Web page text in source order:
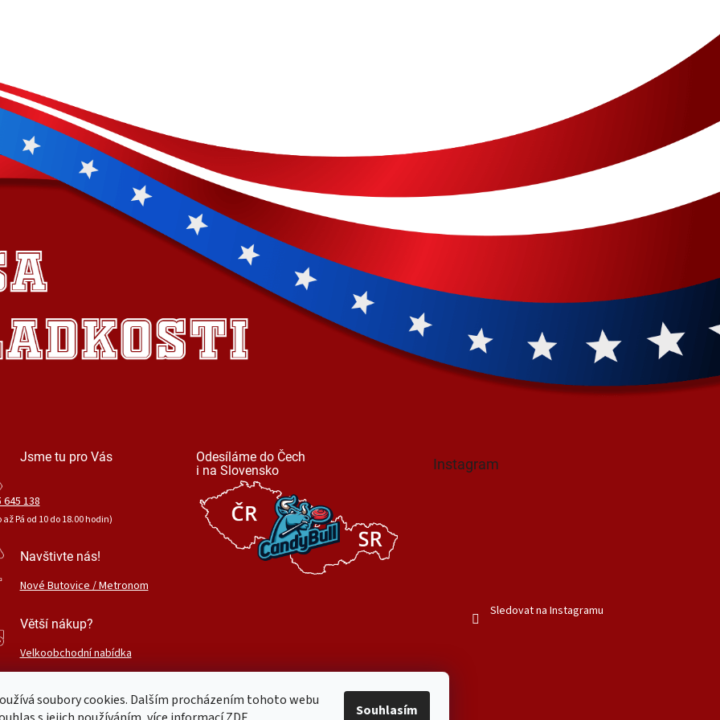
soubory cookies. Dalším procházením tohoto webu
Souhlasím
Jsme tu pro Vás
645 138
až Pá od 10 do 18.00 hodin)
Navštivte nás!
Nové Butovice / Metronom
Větší nákup?
Velkoobchodní nabídka
Odesíláme do Čech
i na Slovensko
Instagram
Sledovat na Instagramu